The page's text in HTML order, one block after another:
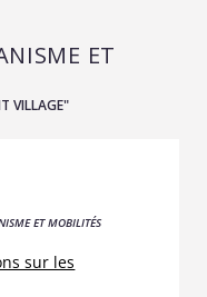
ET
VILLAGE"
ET MOBILITÉS
sur les